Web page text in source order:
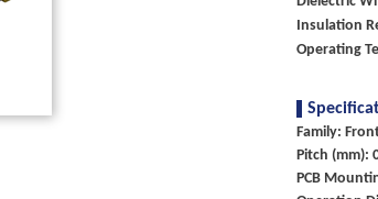
Insulation
Operating
Family:
Pitch (mm):
PCB